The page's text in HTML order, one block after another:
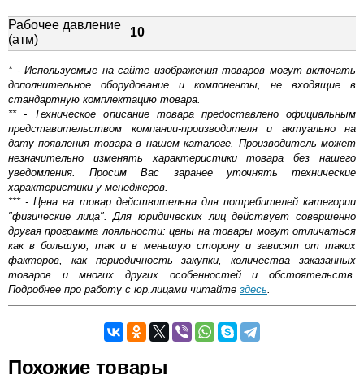
Рабочее давление
(атм)
10
* - Используемые на сайте изображения товаров могут включать
дополнительное оборудование и компоненты, не входящие в
стандартную комплектацию товара.
** - Техническое описание товара предоставлено официальным
представительством компании-производителя и актуально на
дату появления товара в нашем каталоге. Производитель может
незначительно изменять характеристики товара без нашего
уведомления. Просим Вас заранее уточнять технические
характеристики у менеджеров.
*** - Цена на товар действительна для потребителей категории
"физические лица". Для юридических лиц действует совершенно
другая программа лояльности: цены на товары могут отличаться
как в большую, так и в меньшую сторону и зависят от таких
факторов, как периодичность закупки, количества заказанных
товаров и многих других особенностей и обстоятельств.
Подробнее про работу с юр.лицами читайте здесь.
Оставьте отзыв
Похожие товары